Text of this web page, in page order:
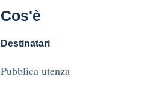
Cos'è
Destinatari
Pubblica utenza